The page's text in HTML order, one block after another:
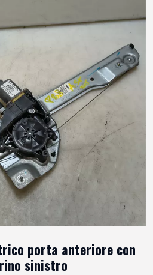
porta anteriore con
sinistro